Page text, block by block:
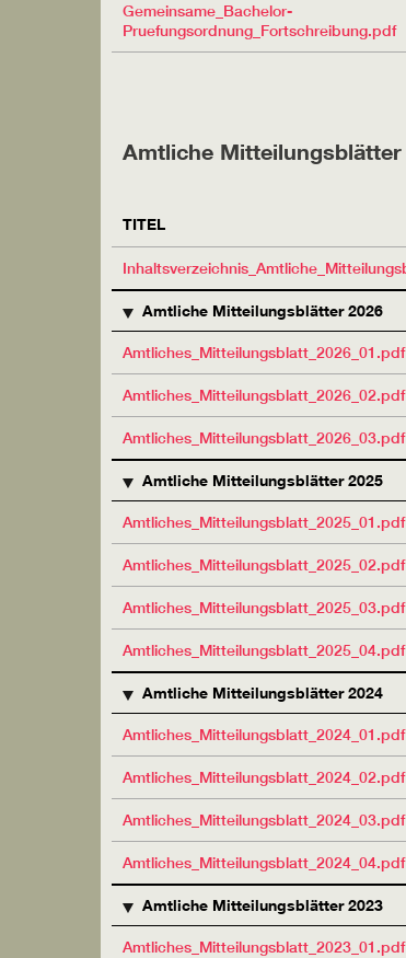
Gemeinsame_Bachelor-
Pruefungsordnung_Fortschreibung.pdf
Amtliche Mitteilungsblätter
TITEL
Amtliche Mitteilungsblätter 2026
Amtliches_Mitteilungsblatt_2026_01.pdf
Amtliches_Mitteilungsblatt_2026_02.pdf
Amtliches_Mitteilungsblatt_2026_03.pdf
Amtliche Mitteilungsblätter 2025
Amtliches_Mitteilungsblatt_2025_01.pdf
Amtliches_Mitteilungsblatt_2025_02.pdf
Amtliches_Mitteilungsblatt_2025_03.pdf
Amtliches_Mitteilungsblatt_2025_04.pdf
Amtliche Mitteilungsblätter 2024
Amtliches_Mitteilungsblatt_2024_01.pdf
Amtliches_Mitteilungsblatt_2024_02.pdf
Amtliches_Mitteilungsblatt_2024_03.pdf
Amtliches_Mitteilungsblatt_2024_04.pdf
Amtliche Mitteilungsblätter 2023
Amtliches_Mitteilungsblatt_2023_01.pdf